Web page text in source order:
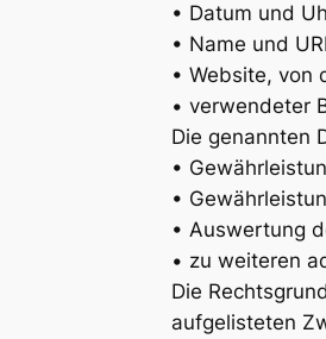
• Datum und
• Name und
• Website, von
• verwendeter
Die genannten
•
•
• Auswertung
• zu weiteren
Die
aufgelisteten